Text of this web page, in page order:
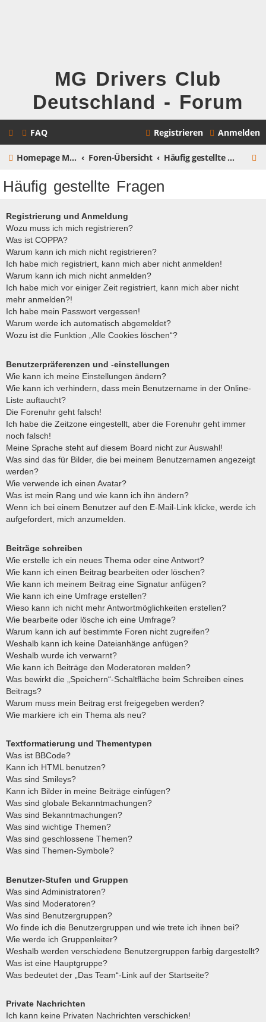
MG Drivers Club
Deutschland - Forum
FAQ Anmelden
Registrieren
Homepage MG Drivers Club Deutschland Foren-Übersicht Häufig gestellte Fragen
Häufig gestellte Fragen
Registrierung und Anmeldung
Wozu muss ich mich registrieren?
Was ist COPPA?
Warum kann ich mich nicht registrieren?
Ich habe mich registriert, kann mich aber nicht anmelden!
Warum kann ich mich nicht anmelden?
Ich habe mich vor einiger Zeit registriert, kann mich aber nicht
mehr anmelden?!
Ich habe mein Passwort vergessen!
Warum werde ich automatisch abgemeldet?
Wozu ist die Funktion „Alle Cookies löschen“?
Benutzerpräferenzen und -einstellungen
Wie kann ich meine Einstellungen ändern?
Wie kann ich verhindern, dass mein Benutzername in der Online-
Liste auftaucht?
Die Forenuhr geht falsch!
Ich habe die Zeitzone eingestellt, aber die Forenuhr geht immer
noch falsch!
Meine Sprache steht auf diesem Board nicht zur Auswahl!
Was sind das für Bilder, die bei meinem Benutzernamen angezeigt
werden?
Wie verwende ich einen Avatar?
Was ist mein Rang und wie kann ich ihn ändern?
Wenn ich bei einem Benutzer auf den E-Mail-Link klicke, werde ich
aufgefordert, mich anzumelden.
Beiträge schreiben
Wie erstelle ich ein neues Thema oder eine Antwort?
Wie kann ich einen Beitrag bearbeiten oder löschen?
Wie kann ich meinem Beitrag eine Signatur anfügen?
Wie kann ich eine Umfrage erstellen?
Wieso kann ich nicht mehr Antwortmöglichkeiten erstellen?
Wie bearbeite oder lösche ich eine Umfrage?
Warum kann ich auf bestimmte Foren nicht zugreifen?
Weshalb kann ich keine Dateianhänge anfügen?
Weshalb wurde ich verwarnt?
Wie kann ich Beiträge den Moderatoren melden?
Was bewirkt die „Speichern“-Schaltfläche beim Schreiben eines
Beitrags?
Warum muss mein Beitrag erst freigegeben werden?
Wie markiere ich ein Thema als neu?
Textformatierung und Thementypen
Was ist BBCode?
Kann ich HTML benutzen?
Was sind Smileys?
Kann ich Bilder in meine Beiträge einfügen?
Was sind globale Bekanntmachungen?
Was sind Bekanntmachungen?
Was sind wichtige Themen?
Was sind geschlossene Themen?
Was sind Themen-Symbole?
Benutzer-Stufen und Gruppen
Was sind Administratoren?
Was sind Moderatoren?
Was sind Benutzergruppen?
Wo finde ich die Benutzergruppen und wie trete ich ihnen bei?
Wie werde ich Gruppenleiter?
Weshalb werden verschiedene Benutzergruppen farbig dargestellt?
Was ist eine Hauptgruppe?
Was bedeutet der „Das Team“-Link auf der Startseite?
Private Nachrichten
Ich kann keine Privaten Nachrichten verschicken!